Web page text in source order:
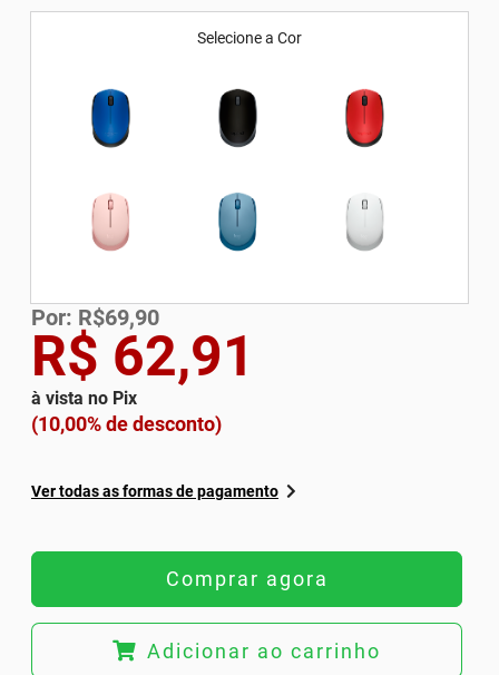
Selecione a Cor
R$ 62,91
à vista no Pix
(10,00% de desconto)
Por: R$69,90
Ver todas as formas de pagamento
Comprar agora
Adicionar ao carrinho